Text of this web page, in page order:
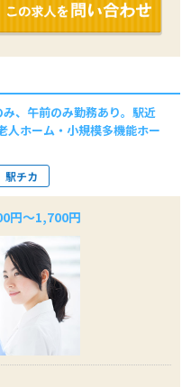
み、午前のみ勤務あり。駅近
人ホーム・小規模多機能ホー
駅チカ
円～1,700円